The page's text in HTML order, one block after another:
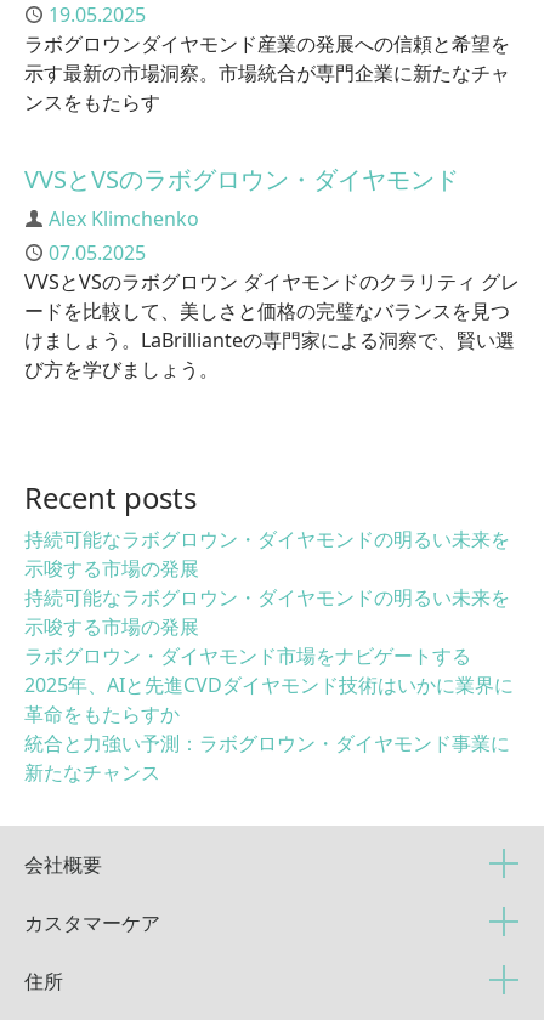
Published
19.05.2025
ラボグロウンダイヤモンド産業の発展への信頼と希望を
示す最新の市場洞察。市場統合が専門企業に新たなチャ
ンスをもたらす
VVSとVSのラボグロウン・ダイヤモンド
Author
Alex Klimchenko
Published
07.05.2025
VVSとVSのラボグロウン ダイヤモンドのクラリティ グレ
ードを比較して、美しさと価格の完璧なバランスを見つ
けましょう。LaBrillianteの専門家による洞察で、賢い選
び方を学びましょう。
Recent posts
持続可能なラボグロウン・ダイヤモンドの明るい未来を
示唆する市場の発展
持続可能なラボグロウン・ダイヤモンドの明るい未来を
示唆する市場の発展
ラボグロウン・ダイヤモンド市場をナビゲートする
2025年、AIと先進CVDダイヤモンド技術はいかに業界に
革命をもたらすか
統合と力強い予測：ラボグロウン・ダイヤモンド事業に
新たなチャンス
会社概要
カスタマーケア
住所